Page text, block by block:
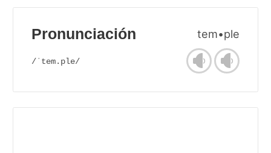
Pronunciación tem•ple
/ˈtem.ple/